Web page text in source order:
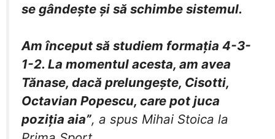
se gândeşte şi să schimbe sistemul.
Am început să studiem formaţia 4-3-
1-2. La momentul acesta, am avea
Tănase, dacă prelungeşte, Cisotti,
Octavian Popescu, care pot juca
poziţia aia”, a spus Mihai Stoica la